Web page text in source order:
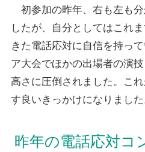
初参加の昨年、右も左も分
したが、自分としてはこれ
きた電話応対に自信を持っ
ア大会でほかの出場者の演
高さに圧倒されました。こ
す良いきっかけになりまし
昨年の電話応対コ